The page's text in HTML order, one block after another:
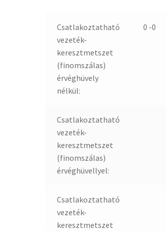
Csatlakoztatható
vezeték-
keresztmetszet
(finomszálas)
érvéghüvely
nélkül:
0 -0
Csatlakoztatható
vezeték-
keresztmetszet
(finomszálas)
érvéghüvellyel:
Csatlakoztatható
vezeték-
keresztmetszet